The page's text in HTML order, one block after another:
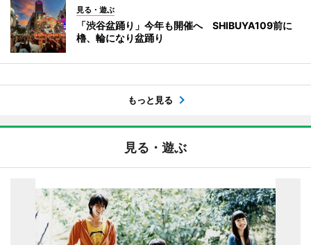
見る・遊ぶ
「渋谷盆踊り」今年も開催へ SHIBUYA109前に
櫓、輪になり盆踊り
もっと見る
見る・遊ぶ